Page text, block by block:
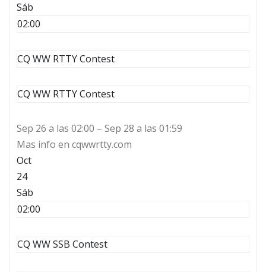
Sáb
02:00
CQ WW RTTY Contest
CQ WW RTTY Contest
Sep 26 a las 02:00 – Sep 28 a las 01:59
Mas info en cqwwrtty.com
Oct
24
Sáb
02:00
CQ WW SSB Contest